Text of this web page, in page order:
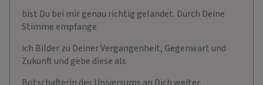
bist Du bei mir genau richtig gelandet. Durch Deine
Stimme empfange
ich Bilder zu Deiner Vergangenheit, Gegenwart und
Zukunft und gebe diese als